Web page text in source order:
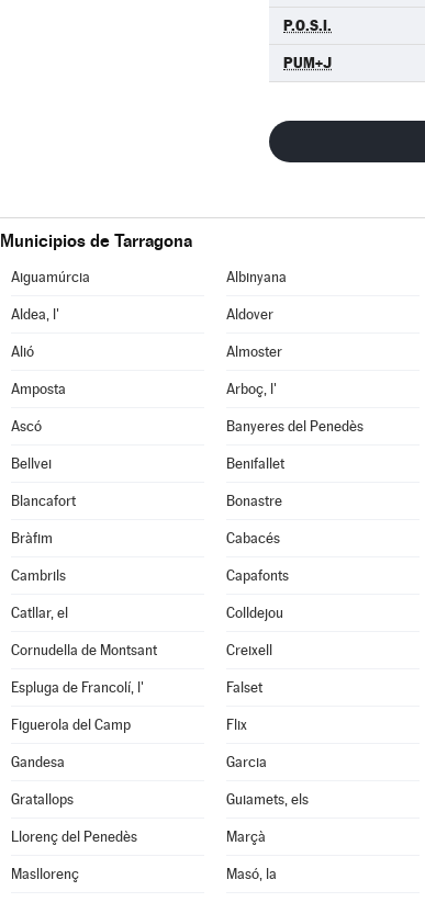
P.O.S.I.
PUM+J
Municipios de Tarragona
Aiguamúrcia Albinyana
Aldea, l' Aldover
Alió Almoster
Amposta Arboç, l'
Ascó Banyeres del Penedès
Bellvei Benifallet
Blancafort Bonastre
Bràfim Cabacés
Cambrils Capafonts
Catllar, el Colldejou
Cornudella de Montsant Creixell
Espluga de Francolí, l' Falset
Figuerola del Camp Flix
Gandesa Garcia
Gratallops Guiamets, els
Llorenç del Penedès Marçà
Masllorenç Masó, la